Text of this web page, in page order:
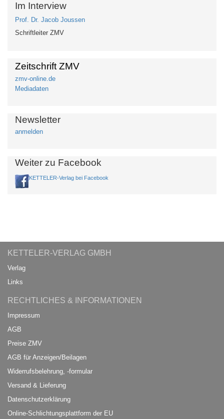
Im Interview
Prof. Dr. Jacob Joussen
Schriftleiter ZMV
Zeitschrift ZMV
zmv-online.de
Mediadaten
Newsletter
anmelden
Weiter zu Facebook
KETTELER-Verlag bei Facebook
KETTELER-VERLAG GMBH
Verlag
Links
RECHTLICHES & INFORMATIONEN
Impressum
AGB
Preise ZMV
AGB für Anzeigen/Beilagen
Widerrufsbelehrung, -formular
Versand & Lieferung
Datenschutzerklärung
Online-Schlichtungsplattform der EU